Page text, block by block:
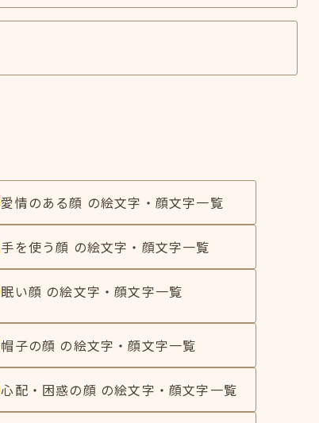
愛情のある顔 の絵文字・顔文字一覧
手を使う顔 の絵文字・顔文字一覧
眠い顔 の絵文字・顔文字一覧
帽子の顔 の絵文字・顔文字一覧
心配・困惑の顔 の絵文字・顔文字一覧